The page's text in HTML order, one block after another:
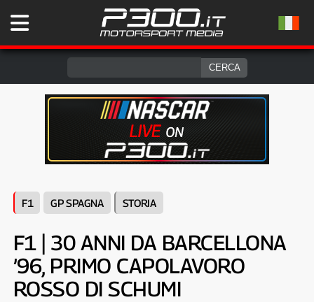
F1 GP SPAGNA STORIA
F1 | 30 ANNI DA BARCELLONA
’96, PRIMO CAPOLAVORO
ROSSO DI SCHUMI